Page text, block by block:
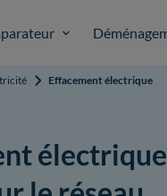
Effacement électrique